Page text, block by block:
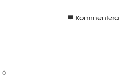
Kommentera
6